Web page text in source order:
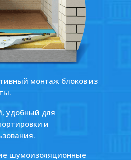
монтаж блоков из
удобный для
и
шумоизоляционные